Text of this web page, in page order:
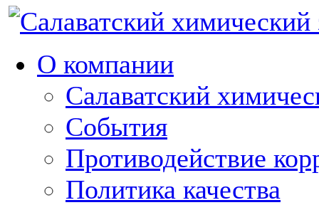
О компании
Салаватский
События
Противодействие
Политика качества